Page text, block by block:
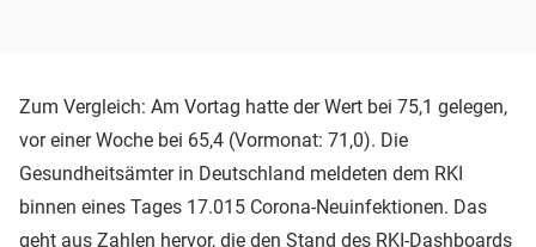
Zum Vergleich: Am Vortag hatte der Wert bei 75,1 gelegen,
vor einer Woche bei 65,4 (Vormonat: 71,0). Die
Gesundheitsämter in Deutschland meldeten dem RKI
binnen eines Tages 17.015 Corona-Neuinfektionen. Das
geht aus Zahlen hervor, die den Stand des RKI-Dashboards